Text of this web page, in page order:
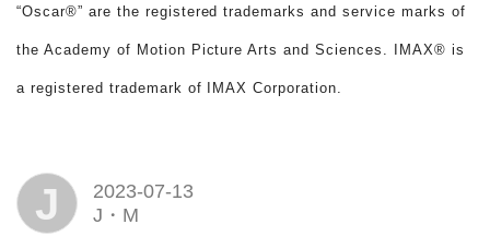
“Oscar®” are the registered trademarks and service marks of
the Academy of Motion Picture Arts and Sciences. IMAX® is
a registered trademark of IMAX Corporation.
J
2023-07-13
J・M